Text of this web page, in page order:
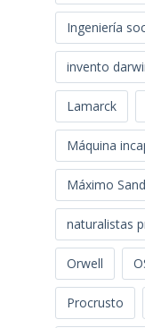
Ingeniería
invento
Lamarck
Máquina
Máximo
naturalistas
Orwell
Procrusto